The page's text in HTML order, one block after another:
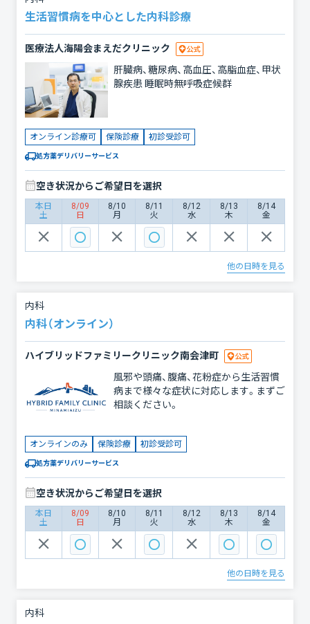
生活習慣病を中心とした内科診療
医療法人海陽会まえだクリニック
肝臓病、糖尿病、高血圧、高脂血症、甲状
腺疾患 睡眠時無呼吸症候群
オンライン診療可 保険診療 初診受診可
処方薬デリバリーサービス
空き状況からご希望日を選択
本日
土
8/09
日
8/10
月
8/11
火
8/12
水
8/13
木
8/14
金
他の日時を見る
内科
内科（オンライン）
ハイブリッドファミリークリニック南会津町
風邪や頭痛、腹痛、花粉症から生活習慣
病まで様々な症状に対応します。まずご
相談ください。
オンラインのみ 保険診療 初診受診可
処方薬デリバリーサービス
空き状況からご希望日を選択
本日
土
8/09
日
8/10
月
8/11
火
8/12
水
8/13
木
8/14
金
他の日時を見る
内科